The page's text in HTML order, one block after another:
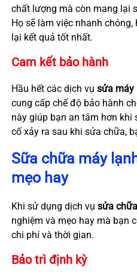
chất lượng mà còn mang lại
Họ sẽ làm việc nhanh
lại kết quả tốt nhất.
Cam kết bảo hành
Hầu hết các dịch vụ sửa máy
cung cấp chế độ bảo hành
này giúp bạn an tâm hơn khi
cố xảy ra sau khi sửa chữa,
Sữa chữa máy
mẹo hay
Khi sử dụng dịch vụ sửa
nghiệm và mẹo hay mà bạn
chi phí và thời gian.
Bảo trì định kỳ